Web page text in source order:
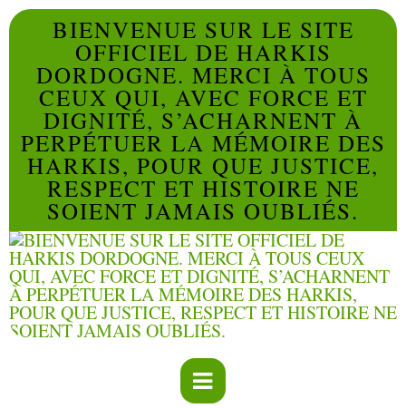
BIENVENUE SUR LE SITE
OFFICIEL DE HARKIS
DORDOGNE. MERCI À TOUS
CEUX QUI, AVEC FORCE ET
DIGNITÉ, S’ACHARNENT À
PERPÉTUER LA MÉMOIRE DES
HARKIS, POUR QUE JUSTICE,
RESPECT ET HISTOIRE NE
SOIENT JAMAIS OUBLIÉS.